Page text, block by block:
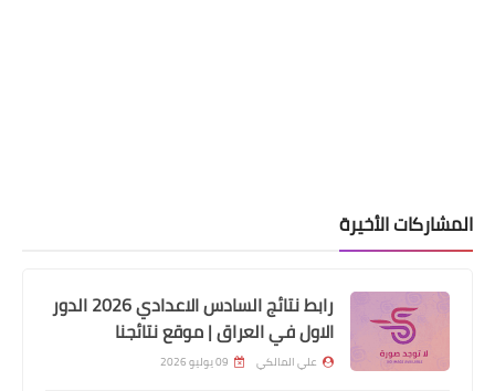
اخبار العامة
سعر #NFT أول تغريدة لمؤسس #Twitter
#جاك_دورسي
المشاركات الأخيرة
رابط نتائج السادس الاعدادي 2026 الدور
الاول في العراق | موقع نتائجنا
علي المالكي 09 يوليو 2026